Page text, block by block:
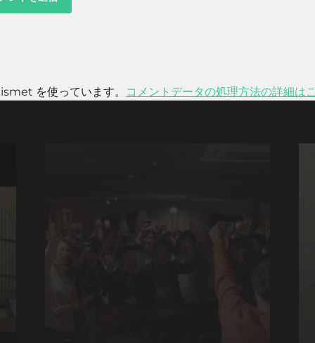
を使っています。 コメントデータの処理方法の詳細は